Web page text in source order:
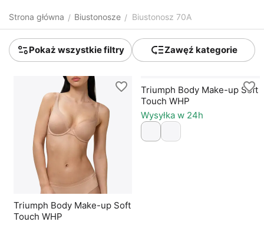
Strona główna / Biustonosze / Biustonosz 70A
Pokaż wszystkie filtry Zawęź kategorie
Triumph Body Make-up Soft
Touch WHP
Triumph Body Make-up Soft
Touch WHP
Wysyłka w 24h